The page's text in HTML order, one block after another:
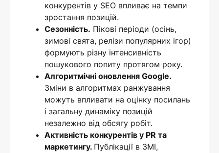
конкурентів у SEO впливає на темпи
зростання позицій.
Сезонність. Пікові періоди (осінь,
зимові свята, релізи популярних ігор)
формують різну інтенсивність
пошукового попиту протягом року.
Алгоритмічні оновлення Google.
Зміни в алгоритмах ранжування
можуть впливати на оцінку посилань
і загальну динаміку позицій
незалежно від обсягу робіт.
Активність конкурентів у PR та
маркетингу. Публікації в ЗМІ,